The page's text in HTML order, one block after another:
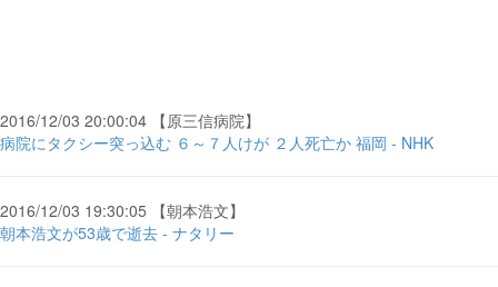
2016/12/03 20:00:04 【原三信病院】
病院にタクシー突っ込む ６～７人けが ２人死亡か 福岡 - NHK
2016/12/03 19:30:05 【朝本浩文】
朝本浩文が53歳で逝去 - ナタリー